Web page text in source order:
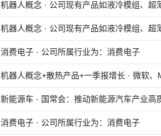
机器人概念 · 公司现有产品如液冷模组、超
机器人概念 · 公司现有产品如液冷模组、超
消费电子 · 公司所属行业为：消费电子
机器人概念+散热产品+一季报增长 · 微软
新能源车 · 国常会：推动新能源汽车产业
消费电子 · 公司所属行业为：消费电子